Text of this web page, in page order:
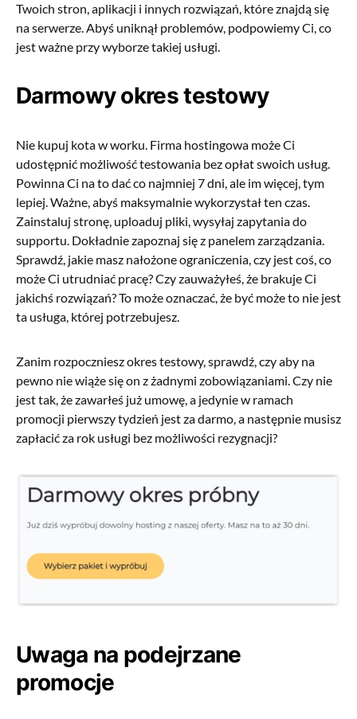
Twoich stron, aplikacji i innych rozwiązań, które znajdą się
na serwerze. Abyś uniknął problemów, podpowiemy Ci, co
jest ważne przy wyborze takiej usługi.
Darmowy okres testowy
Nie kupuj kota w worku. Firma hostingowa może Ci
udostępnić możliwość testowania bez opłat swoich usług.
Powinna Ci na to dać co najmniej 7 dni, ale im więcej, tym
lepiej. Ważne, abyś maksymalnie wykorzystał ten czas.
Zainstaluj stronę, uploaduj pliki, wysyłaj zapytania do
supportu. Dokładnie zapoznaj się z panelem zarządzania.
Sprawdź, jakie masz nałożone ograniczenia, czy jest coś, co
może Ci utrudniać pracę? Czy zauważyłeś, że brakuje Ci
jakichś rozwiązań? To może oznaczać, że być może to nie jest
ta usługa, której potrzebujesz.
Zanim rozpoczniesz okres testowy, sprawdź, czy aby na
pewno nie wiąże się on z żadnymi zobowiązaniami. Czy nie
jest tak, że zawarłeś już umowę, a jedynie w ramach
promocji pierwszy tydzień jest za darmo, a następnie musisz
zapłacić za rok usługi bez możliwości rezygnacji?
Uwaga na podejrzane
promocje